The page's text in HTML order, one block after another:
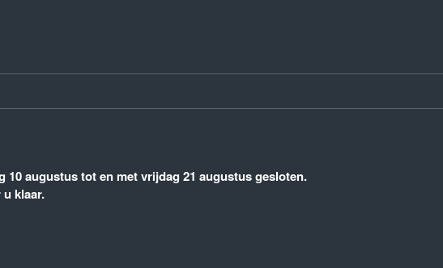
augustus tot en met vrijdag 21 augustus gesloten.
klaar.